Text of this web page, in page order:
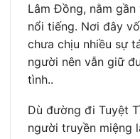
Lâm Đồng, nằm
nổi tiếng. Nơi đây
chưa chịu nhiều sự
người nên vẫn giữ
tình..
Dù đường đi Tuyệt
người truyền miệng